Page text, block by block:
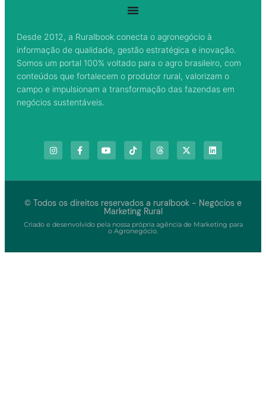
Desde 2012, a Ruralbook conecta o agronegócio à
informação de qualidade, gestão estratégica e inovação.
Somos um portal 100% voltado para o agro brasileiro, com
conteúdos que fortalecem o produtor rural, valorizam o
campo e impulsionam a transformação das fazendas em
negócios sustentáveis.
© Todos os direitos reservados a ruralbook - Negócios e
Marketing Rural
Criado e desenvolvido pela nossa própria agência de Marketing para
o Agronegócio.